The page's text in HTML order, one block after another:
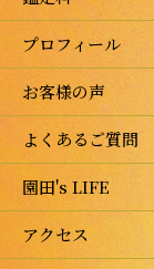
プロフィール
お客様の声
よくあるご質問
園田's LIFE
アクセス